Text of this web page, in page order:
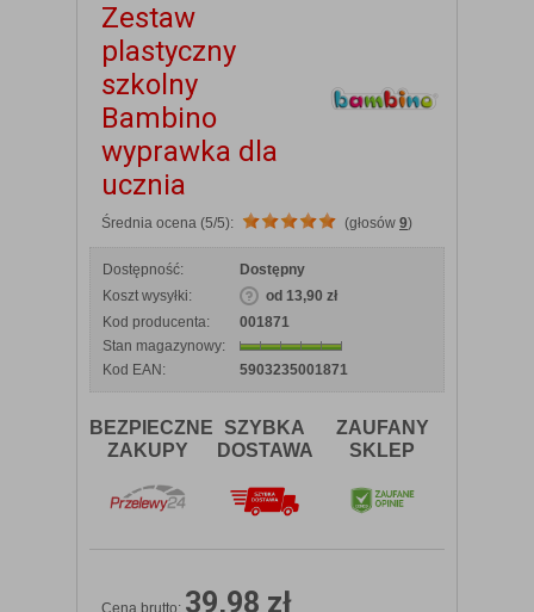
Zestaw
plastyczny
szkolny
Bambino
wyprawka dla
ucznia
Średnia ocena (5/5): (głosów 9)
Dostępność:
Dostępny
Koszt wysyłki:
od 13,90 zł
Kod producenta:
001871
Stan magazynowy:
Kod EAN:
5903235001871
BEZPIECZNE
ZAKUPY
SZYBKA
DOSTAWA
ZAUFANY
SKLEP
39,98 zł